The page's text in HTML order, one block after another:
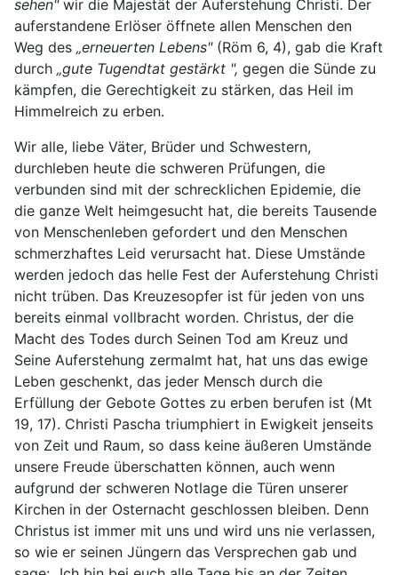
sehen"wir die Majestät der Auferstehung Christi. Der
auferstandene Erlöser öffnete allen Menschen den
Weg des „erneuerten Lebens"(Röm 6, 4), gab die Kraft
durch „gute Tugendtat gestärkt ", gegen die Sünde zu
kämpfen, die Gerechtigkeit zu stärken, das Heil im
Himmelreich zu erben.
Wir alle, liebe Väter, Brüder und Schwestern,
durchleben heute die schweren Prüfungen, die
verbunden sind mit der schrecklichen Epidemie, die
die ganze Welt heimgesucht hat, die bereits Tausende
von Menschenleben gefordert und den Menschen
schmerzhaftes Leid verursacht hat. Diese Umstände
werden jedoch das helle Fest der Auferstehung Christi
nicht trüben. Das Kreuzesopfer ist für jeden von uns
bereits einmal vollbracht worden. Christus, der die
Macht des Todes durch Seinen Tod am Kreuz und
Seine Auferstehung zermalmt hat, hat uns das ewige
Leben geschenkt, das jeder Mensch durch die
Erfüllung der Gebote Gottes zu erben berufen ist (Mt
19, 17). Christi Pascha triumphiert in Ewigkeit jenseits
von Zeit und Raum, so dass keine äußeren Umstände
unsere Freude überschatten können, auch wenn
aufgrund der schweren Notlage die Türen unserer
Kirchen in der Osternacht geschlossen bleiben. Denn
Christus ist immer mit uns und wird uns nie verlassen,
so wie er seinen Jüngern das Versprechen gab und